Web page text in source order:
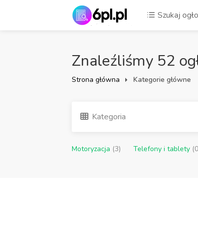
Szukaj
Znaleźliśmy 52
Strona główna Kategorie główne
Kategoria
Motoryzacja (3) Telefony i tablety